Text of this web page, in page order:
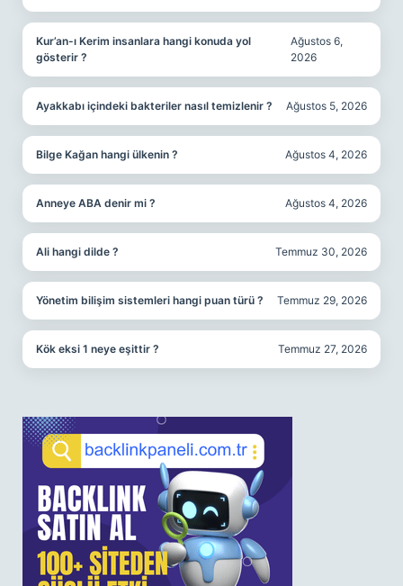
Kur’an-ı Kerim insanlara hangi konuda yol
gösterir ?
Ağustos 6,
2026
Ayakkabı içindeki bakteriler nasıl temizlenir ? Ağustos 5, 2026
Bilge Kağan hangi ülkenin ? Ağustos 4, 2026
Anneye ABA denir mi ? Ağustos 4, 2026
Ali hangi dilde ? Temmuz 30, 2026
Yönetim bilişim sistemleri hangi puan türü ? Temmuz 29, 2026
Kök eksi 1 neye eşittir ? Temmuz 27, 2026